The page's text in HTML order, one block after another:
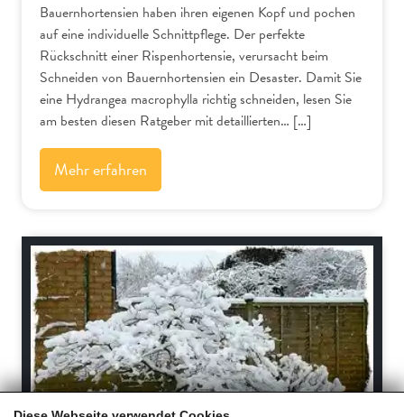
Bauernhortensien haben ihren eigenen Kopf und pochen
auf eine individuelle Schnittpflege. Der perfekte
Rückschnitt einer Rispenhortensie, verursacht beim
Schneiden von Bauernhortensien ein Desaster. Damit Sie
eine Hydrangea macrophylla richtig schneiden, lesen Sie
am besten diesen Ratgeber mit detaillierten… […]
Mehr erfahren
Bäume und Sträucher